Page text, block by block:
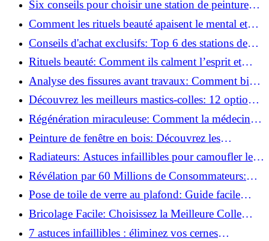
Six conseils pour choisir une station de peinture
basse pression
Comment les rituels beauté apaisent le mental et
créent des moments pour soi ?
Conseils d'achat exclusifs: Top 6 des stations de
peinture basse pression incontournables!
Rituels beauté: Comment ils calment l’esprit et
chouchoutent votre âme!
Analyse des fissures avant travaux: Comment bien
préparer vos surfaces!
Découvrez les meilleurs mastics-colles: 12 options
dès 6,70 €!
Régénération miraculeuse: Comment la médecine
régénérative peut restaurer votre confiance!
Peinture de fenêtre en bois: Découvrez les
techniques infaillibles pour un résultat parfait!
Radiateurs: Astuces infaillibles pour camoufler les
tuyaux apparents!
Révélation par 60 Millions de Consommateurs:
Découvrez le sérum anti-rides numéro un!
Pose de toile de verre au plafond: Guide facile
pour débutants!
Bricolage Facile: Choisissez la Meilleure Colle
pour Chaque Matériau!
7 astuces infaillibles : éliminez vos cernes